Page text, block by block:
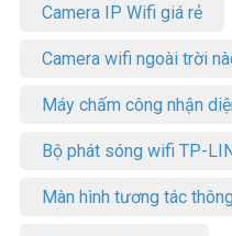
Camera IP Wifi giá rẻ
Camera wifi ngoài trời
Máy chấm công nhận
Bộ phát sóng wifi TP-
Màn hình tương tác